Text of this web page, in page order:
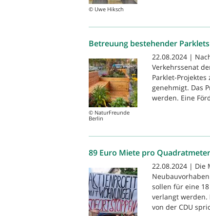
© Uwe Hiksch
Betreuung bestehender
© NaturFreunde
Berlin
22.08.2024 |
Verkehrssenat
Parklet-
genehmigt. Das
werden. Eine
89 Euro Miete pro
22.08.2024 | Die
sollen für eine
verlangt werden.
von der CDU